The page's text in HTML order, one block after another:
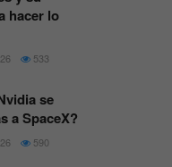
hacer lo
533
se
a SpaceX?
590